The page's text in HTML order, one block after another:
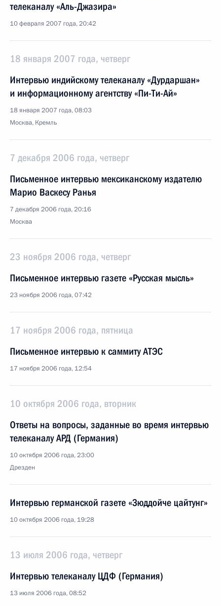
телеканалу «Аль-Джазира»
10 февраля 2007 года, 20:42
18 января 2007 года, четверг
Интервью индийскому телеканалу «Дурдаршан»
и информационному агентству «Пи-Ти-Ай»
18 января 2007 года, 08:03
Москва, Кремль
7 декабря 2006 года, четверг
Письменное интервью мексиканскому издателю
Марио Васкесу Ранья
7 декабря 2006 года, 20:16
Москва
23 ноября 2006 года, четверг
Письменное интервью газете «Русская мысль»
23 ноября 2006 года, 07:42
17 ноября 2006 года, пятница
Письменное интервью к саммиту АТЭС
17 ноября 2006 года, 12:54
10 октября 2006 года, вторник
Ответы на вопросы, заданные во время интервью
телеканалу АРД (Германия)
10 октября 2006 года, 23:00
Дрезден
Интервью германской газете «Зюддойче цайтунг»
10 октября 2006 года, 19:28
13 июля 2006 года, четверг
Интервью телеканалу ЦДФ (Германия)
13 июля 2006 года, 08:52